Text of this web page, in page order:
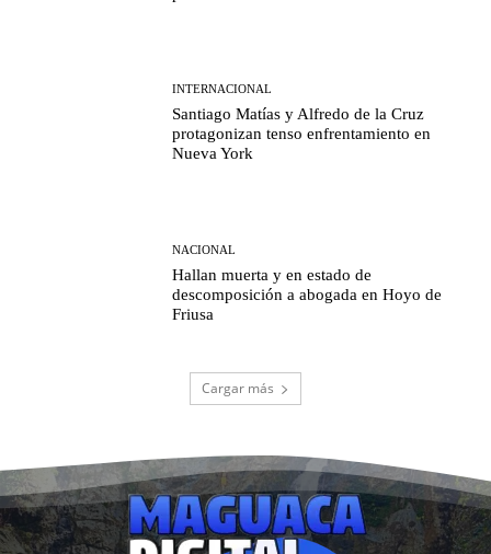
INTERNACIONAL
Santiago Matías y Alfredo de la Cruz
protagonizan tenso enfrentamiento en
Nueva York
NACIONAL
Hallan muerta y en estado de
descomposición a abogada en Hoyo de
Friusa
Cargar más